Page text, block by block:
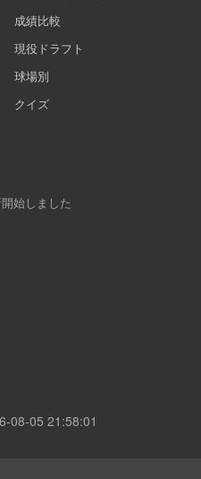
成績比較
現役ドラフト
球場別
クイズ
始しました
08-05 21:58:01